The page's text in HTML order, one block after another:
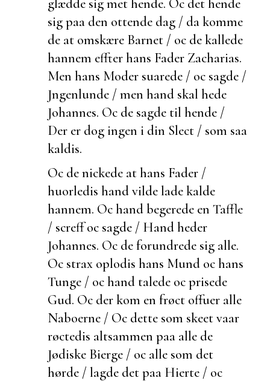
sig paa den ottende dag / da komme
de at omskære Barnet / oc de kallede
hannem effter hans Fader Zacharias.
Men hans Moder suarede / oc sagde /
Jngenlunde / men hand skal hede
Johannes. Oc de sagde til hende /
Der er dog ingen i din Slect / som saa
kaldis.
Oc de nickede at hans Fader /
huorledis hand vilde lade kalde
hannem. Oc hand begerede en Taffle
/ screff oc sagde / Hand heder
Johannes. Oc de forundrede sig alle.
Oc strax oplodis hans Mund oc hans
Tunge / oc hand talede oc prisede
Gud. Oc der kom en frøct offuer alle
Naboerne / Oc dette som skeet vaar
røctedis altsammen paa alle de
Jødiske Bierge / oc alle som det
hørde / lagde det paa Hierte / oc